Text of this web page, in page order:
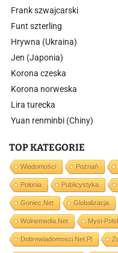
Frank szwajcarski
Funt szterling
Hrywna (Ukraina)
Jen (Japonia)
Korona czeska
Korona norweska
Lira turecka
Yuan renminbi (Chiny)
TOP KATEGORIE
Wiadomości Poznań
Polonia Publicystyka
Goniec.net Globalizacja
Wolnemedia.net Mysl-
Dobrewiadomosci.net.pl